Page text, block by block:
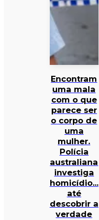
Encontram
uma mala
com o que
parece ser
o corpo de
uma
mulher.
Polícia
australiana
investiga
homicídio…
até
descobrir a
verdade